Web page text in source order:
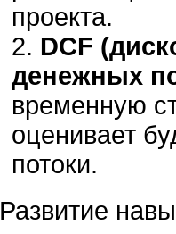
проекта.
DCF
денежных
временную
оценивает
потоки.
Развитие